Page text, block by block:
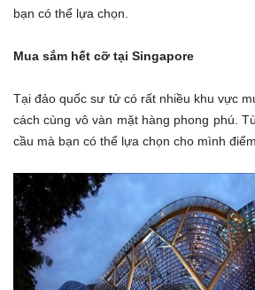
bạn có thể lựa chọn.
Mua sắm hết cỡ tại Singapore
Tại đảo quốc sư tử có rất nhiều khu vực
cách cùng vô vàn mặt hàng phong phú.
cầu mà bạn có thể lựa chọn cho mình